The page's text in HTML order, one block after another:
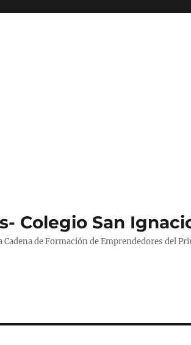
Colegio San
de Formación de Emprendedores del